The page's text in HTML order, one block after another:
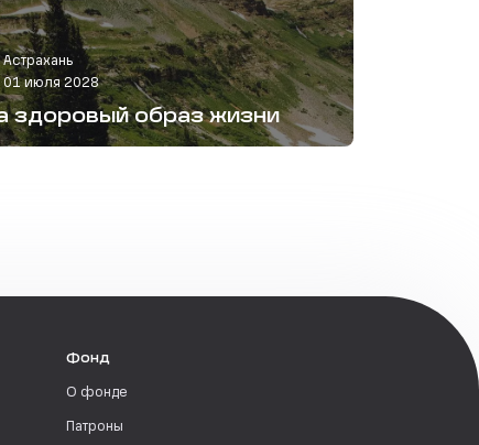
Астрахань
01 июля 2028
здоровый образ жизни
Фонд
О фонде
Патроны